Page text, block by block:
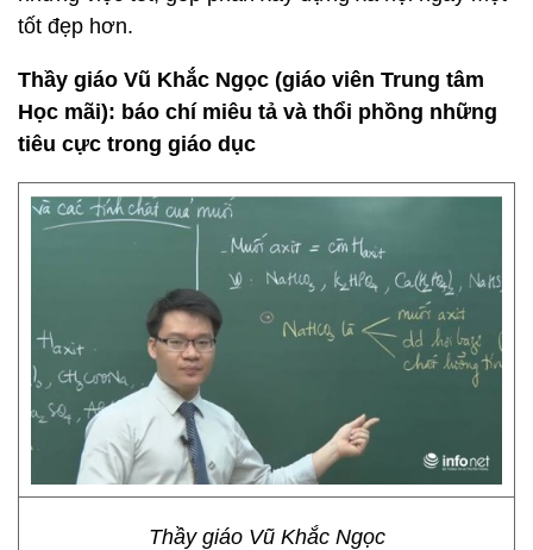
tốt đẹp hơn.
Thầy giáo Vũ Khắc Ngọc (giáo viên Trung tâm
Học mãi): báo chí miêu tả và thổi phồng những
tiêu cực trong giáo dục
Thầy giáo Vũ Khắc Ngọc